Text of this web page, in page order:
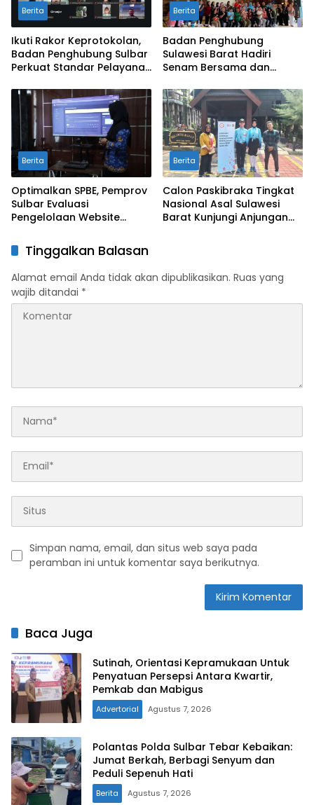
Berita
Ikuti Rakor Keprotokolan,
Badan Penghubung Sulbar
Perkuat Standar Pelayanan
Berita
Badan Penghubung
Sulawesi Barat Hadiri
Senam Bersama dan
dengan Anjungan Daerah
Berita
Optimalkan SPBE, Pemprov
Sulbar Evaluasi
Pengelolaan Website
Berita
Calon Paskibraka Tingkat
Nasional Asal Sulawesi
Barat Kunjungi Anjungan
Tinggalkan Balasan
Alamat email Anda tidak akan dipublikasikan. Ruas yang
wajib ditandai *
Simpan nama, email, dan situs web saya pada
peramban ini untuk komentar saya berikutnya.
Baca Juga
Sutinah, Orientasi Kepramukaan Untuk
Penyatuan Persepsi Antara Kwartir,
Pemkab dan Mabigus
Advertorial Agustus 7, 2026
Polantas Polda Sulbar Tebar Kebaikan:
Jumat Berkah, Berbagi Senyum dan
Peduli Sepenuh Hati
Berita Agustus 7, 2026